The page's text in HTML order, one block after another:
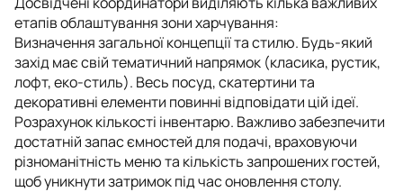
етапів облаштування зони харчування:
Визначення загальної концепції та стилю. Будь-який
захід має свій тематичний напрямок (класика, рустик,
лофт, еко-стиль). Весь посуд, скатертини та
декоративні елементи повинні відповідати цій ідеї.
Розрахунок кількості інвентарю. Важливо забезпечити
достатній запас ємностей для подачі, враховуючи
різноманітність меню та кількість запрошених гостей,
щоб уникнути затримок під час оновлення столу.